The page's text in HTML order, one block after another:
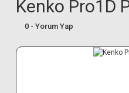
Kenko Pro1D
0 - Yorum Yap